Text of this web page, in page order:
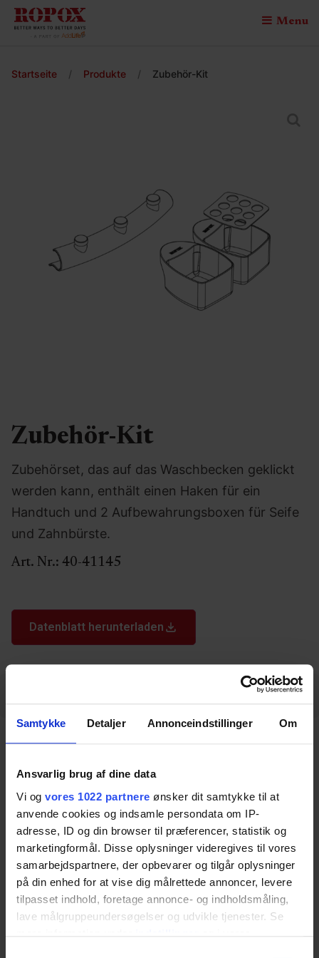
Samtykke Detaljer Annonceindstillinger Om
Ansvarlig brug af dine data
Vi og vores 1022 partnere ønsker dit samtykke til at
anvende cookies og indsamle persondata om IP-
adresse, ID og din browser til præferencer, statistik og
marketingformål. Disse oplysninger videregives til vores
samarbejdspartnere, der opbevarer og tilgår oplysninger
på din enhed for at vise dig målrettede annoncer, levere
tilpasset indhold, foretage annonce- og indholdsmåling,
lave målgruppeundersøgelser og udvikle tjenester. Se
Menu
Startseite / Produkte / Zubehör-Kit
Zubehör-Kit
Zubehörset, das auf das Waschbecken geklickt
werden kann, enthält einen Haken für ein
Handtuch und 2 Aufbewahrungsboxen für Seife
und Zahnbürste.
Art. Nr.: 40-41145
Datenblatt herunterladen
Downloads
Beschreibung
Dieses Zubehörset wurde speziell entwickelt, um
zusätzliche Aufbewahrungsmöglichkeiten in
Verbindung mit dem Ropox SwingLine
Waschbecken zu bieten. Das Zubehör kann am
Waschbecken oder mit Hilfe der optionalen
Wandhalterung an der Wand aufgehängt
werden. Der Stopfen wird verwendet, um einen